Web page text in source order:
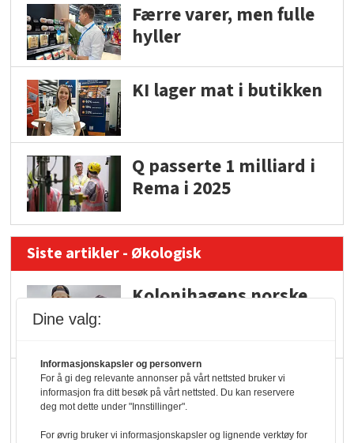
Færre varer, men fulle
hyller
KI lager mat i butikken
Q passerte 1 milliard i
Rema i 2025
Siste artikler - Økologisk
Kolonihagens norske
Marit Kolby vant
Økologisk Norge sin
hederspris
Dine valg:
Informasjonskapsler og personvern
For å gi deg relevante annonser på vårt nettsted bruker vi
informasjon fra ditt besøk på vårt nettsted. Du kan reservere
deg mot dette under "Innstillinger".
For øvrig bruker vi informasjonskapsler og lignende verktøy for